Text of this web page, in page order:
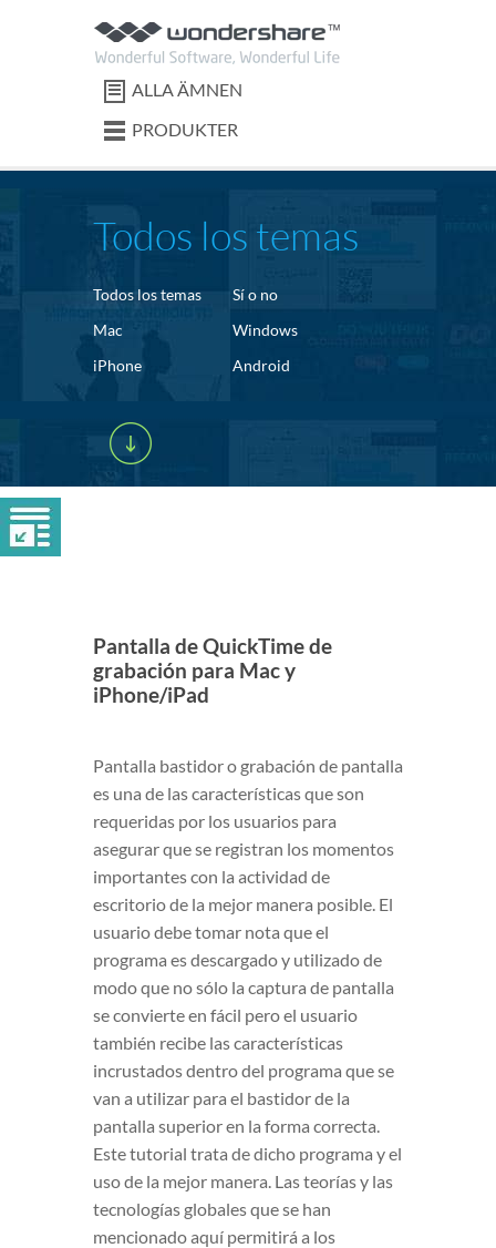
ALLA ÄMNEN
PRODUKTER
Todos los temas
Todos los temas
Sí o no
Mac
Windows
iPhone
Android
Pantalla de QuickTime de
grabación para Mac y
iPhone/iPad
Pantalla bastidor o grabación de pantalla
es una de las características que son
requeridas por los usuarios para
asegurar que se registran los momentos
importantes con la actividad de
escritorio de la mejor manera posible. El
usuario debe tomar nota que el
programa es descargado y utilizado de
modo que no sólo la captura de pantalla
se convierte en fácil pero el usuario
también recibe las características
incrustados dentro del programa que se
van a utilizar para el bastidor de la
pantalla superior en la forma correcta.
Este tutorial trata de dicho programa y el
uso de la mejor manera. Las teorías y las
tecnologías globales que se han
mencionado aquí permitirá a los